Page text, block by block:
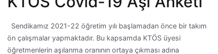
Sendikamız 2021-22 öğretim yılı başlamadan önce bir takım
ön çalışmalar yapmaktadır. Bu kapsamda KTÖS üyesi
öğretmenlerin aşılanma oranının ortaya çıkması adına